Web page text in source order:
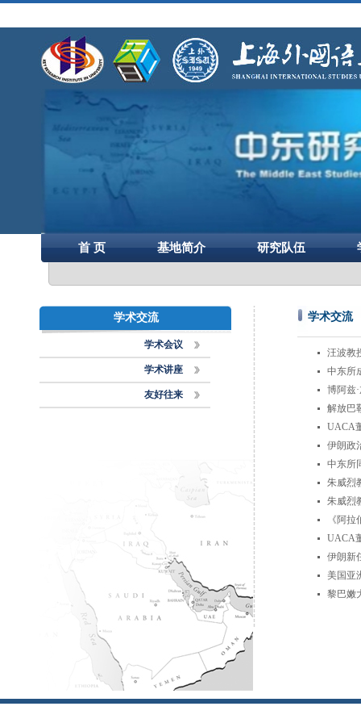
首 页 基地简介 研究队伍
学术交流
学术会议
学术讲座
友好往来
学术交流
汪波教
中东所
博阿兹
解放巴
UACA
伊朗政
中东所
朱威烈
朱威烈
《阿
UACA
伊朗新
美国亚
黎巴嫩